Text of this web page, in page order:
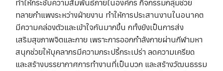
ทำให้กระชับความสัมพันธ์ภายในองค์กร กิจกรรมกลุ่มช่วย
ทลายกำแพงระหว่างฝ่ายงาน ทำให้การประสานงานในอนาคต
มีความคล่องตัวและเข้าใจกันมากขึ้น กทั้งยังเป็นการส่ง
เสริมสุขภาพจิตและกาย เพราะการออกกำลังกายผ่านกีฬามหา
สนุกช่วยให้บุคลากรมีความกระปรี้กระเปร่า ลดความเครียด
และสร้างบรรยากาศการทำงานที่เป็นบวก และสร้างวัฒนธรรม